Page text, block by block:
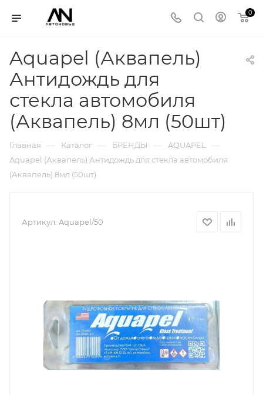
0
Aquapel (Аквапель)
Антидождь для
стекла автомобиля
(Аквапель) 8мл (50шт)
Главная — Каталог — БРЕНДЫ — AQUAPEL —
Aquapel (Аквапель) Антидождь для стекла автомобиля
(Аквапель) 8мл (50шт)
Артикул: Aquapel/50